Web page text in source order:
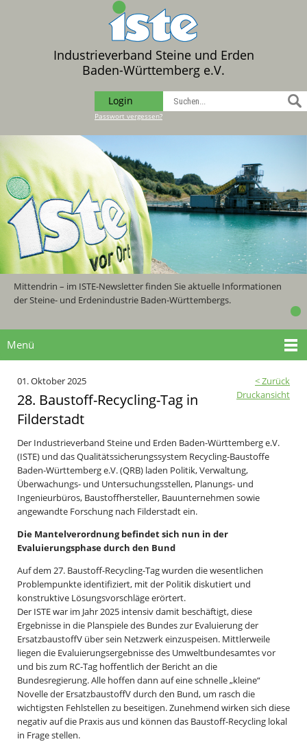
Industrieverband Steine und Erden
Baden-Württemberg e.V.
Login
Passwort vergessen?
Mittendrin – im ISTE-Newsletter finden Sie aktuelle Informationen
der Steine- und Erdenindustrie Baden-Württembergs.
Menü
< Zurück
Druckansicht
01. Oktober 2025
28. Baustoff-Recycling-Tag in
Filderstadt
Der Industrieverband Steine und Erden Baden-Württemberg e.V.
(ISTE) und das Qualitätssicherungssystem Recycling-Baustoffe
Baden-Württemberg e.V. (QRB) laden Politik, Verwaltung,
Überwachungs- und Untersuchungsstellen, Planungs- und
Ingenieurbüros, Baustoffhersteller, Bauunternehmen sowie
angewandte Forschung nach Filderstadt ein.
Die Mantelverordnung befindet sich nun in der
Evaluierungsphase durch den Bund
Auf dem 27. Baustoff-Recycling-Tag wurden die wesentlichen
Problempunkte identifiziert, mit der Politik diskutiert und
konstruktive Lösungsvorschläge erörtert.
Der ISTE war im Jahr 2025 intensiv damit beschäftigt, diese
Ergebnisse in die Planspiele des Bundes zur Evaluierung der
ErsatzbaustoffV über sein Netzwerk einzuspeisen. Mittlerweile
liegen die Evaluierungsergebnisse des Umweltbundesamtes vor
und bis zum RC-Tag hoffentlich der Bericht an die
Bundesregierung. Alle hoffen dann auf eine schnelle „kleine“
Novelle der ErsatzbaustoffV durch den Bund, um rasch die
wichtigsten Fehlstellen zu beseitigen. Zunehmend wirken sich diese
negativ auf die Praxis aus und können das Baustoff-Recycling lokal
in Frage stellen.